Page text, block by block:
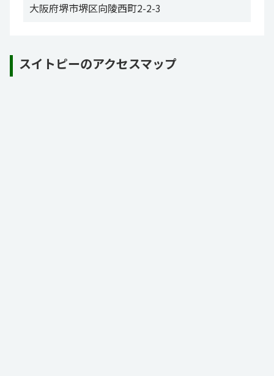
大阪府堺市堺区向陵西町2-2-3
スイトピーのアクセスマップ